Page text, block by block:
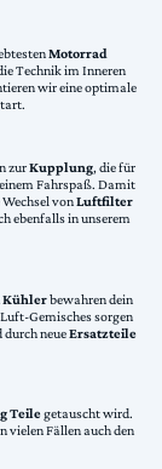
Motorrad
Technik im Inneren
wir eine optimale
zurKupplung, die für
Fahrspaß. Damit
vonLuftfilter
ebenfalls in unserem
Kühlerbewahren dein
Gemisches sorgen
durch neueErsatzteile
Teilegetauscht wird.
vielen Fällen auch den